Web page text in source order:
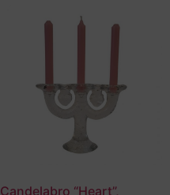
Candelabro “Heart”,